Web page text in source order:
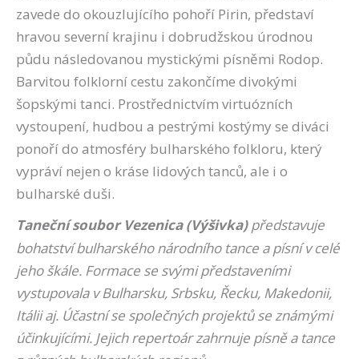
zavede do okouzlujícího pohoří Pirin, představí
hravou severní krajinu i dobrudžskou úrodnou
půdu následovanou mystickými písněmi Rodop.
Barvitou folklorní cestu zakončíme divokými
šopskými tanci. Prostřednictvím virtuózních
vystoupení, hudbou a pestrými kostýmy se diváci
ponoří do atmosféry bulharského folkloru, který
vypráví nejen o kráse lidových tanců, ale i o
bulharské duši.
Taneční soubor Vezenica (Výšivka)představuje
bohatství bulharského národního tance a písní v celé
jeho škále. Formace se svými představeními
vystupovala v Bulharsku, Srbsku, Řecku, Makedonii,
Itálii aj. Účastní se společných projektů se známými
účinkujícími. Jejich repertoár zahrnuje písně a tance